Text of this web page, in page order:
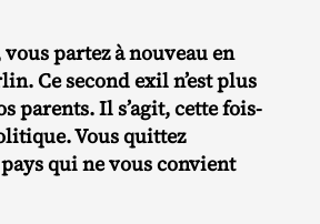
vous partez à nouveau en
Ce second exil n’est plus
parents. Il s’agit, cette fois-
Vous quittez
qui ne vous convient